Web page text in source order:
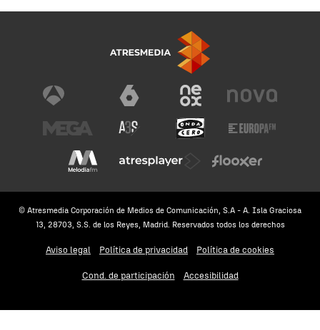
© Atresmedia Corporación de Medios de Comunicación, S.A - A. Isla Graciosa
13, 28703, S.S. de los Reyes, Madrid. Reservados todos los derechos
Aviso legal Política de privacidad Política de cookies
Cond. de participación Accesibilidad